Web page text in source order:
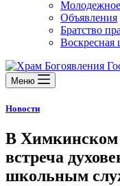
Объявления
Братство
Воскресная
Меню
Новости
В Химкинском
встреча
школьным